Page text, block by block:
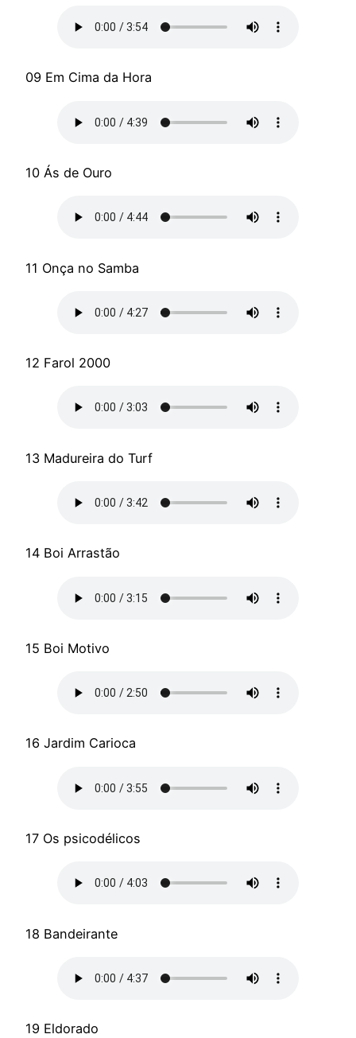
09 Em Cima da Hora
10 Ás de Ouro
11 Onça no Samba
12 Farol 2000
13 Madureira do Turf
14 Boi Arrastão
15 Boi Motivo
16 Jardim Carioca
17 Os psicodélicos
18 Bandeirante
19 Eldorado